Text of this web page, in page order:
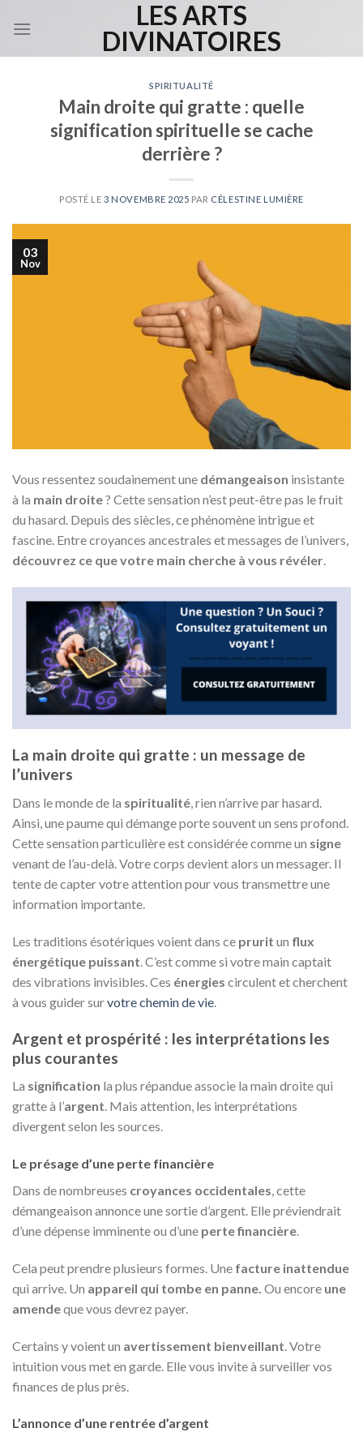
LES ARTS
DIVINATOIRES
SPIRITUALITÉ
Main droite qui gratte : quelle
signification spirituelle se cache
derrière ?
POSTÉ LE3 NOVEMBRE 2025 PAR CÉLESTINE LUMIÈRE
03
Nov
Vous ressentez soudainement une démangeaison insistante
à la main droite? Cette sensation n’est peut-être pas le fruit
du hasard. Depuis des siècles, ce phénomène intrigue et
fascine. Entre croyances ancestrales et messages de l’univers,
découvrez ce que votre main cherche à vous révéler.
La main droite qui gratte : un message de
l’univers
Dans le monde de la spiritualité, rien n’arrive par hasard.
Ainsi, une paume qui démange porte souvent un sens profond.
Cette sensation particulière est considérée comme un signe
venant de l’au-delà. Votre corps devient alors un messager. Il
tente de capter votre attention pour vous transmettre une
information importante.
Les traditions ésotériques voient dans ce prurit un flux
énergétique puissant . C’est comme si votre main captait
des vibrations invisibles. Ces énergies circulent et cherchent
à vous guider survotre chemin de vie
Argent et prospérité : les interprétations les
plus courantes
La signification la plus répandue associe la main droite qui
gratte à l’argent. Mais attention, les interprétations
divergent selon les sources.
Le présage d’une perte financière
Dans de nombreuses croyances occidentales, cette
démangeaison annonce une sortie d’argent. Elle préviendrait
d’une dépense imminente ou d’une perte financière.
Cela peut prendre plusieurs formes. Une facture inattendue
qui arrive. Un appareil qui tombe en panne. Ou encore une
amendeque vous devrez payer.
Certains y voient un avertissement bienveillant . Votre
intuition vous met en garde. Elle vous invite à surveiller vos
finances de plus près.
L’annonce d’une rentrée d’argent